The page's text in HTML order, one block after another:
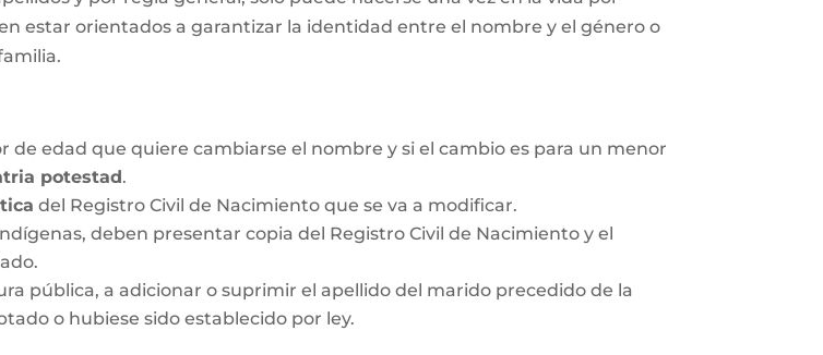
estar orientados a garantizar la identidad entre el nombre y el género o
edad que quiere cambiarse el nombre y si el cambio es para un menor
potestad.
del Registro Civil de Nacimiento que se va a modificar.
deben presentar copia del Registro Civil de Nacimiento y el
pública, a adicionar o suprimir el apellido del marido precedido de la
o hubiese sido establecido por ley.